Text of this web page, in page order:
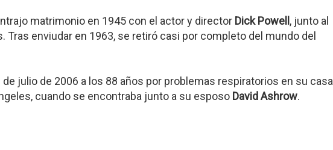
matrimonio en 1945 con el actor y director Dick Powell , junto al
Tras enviudar en 1963, se retiró casi por completo del mundo del
julio de 2006 a los 88 años por problemas respiratorios en su casa
cuando se encontraba junto a su esposo David Ashrow.